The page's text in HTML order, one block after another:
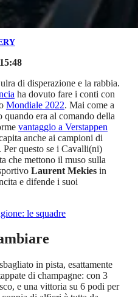
di disperazione e la rabbia.
ha dovuto fare i conti con
Mondiale 2022. Mai come a
era al comando della
vantaggio a Verstappen
anche ai campioni di
Per questo se i Cavalli(ni)
che mettono il muso sulla
Laurent Mekies in
e difende i suoi
le squadre
in pista, esattamente
di champagne: con 3
e una vittoria su 6 podi per